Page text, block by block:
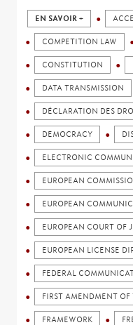
EN SAVOIR +
COMPETITION LAW
CONSTITUTION
DATA TRANSMISSION
DÉCLARATION DES
DEMOCRACY
ELECTRONIC
EUROPEAN
EUROPEAN
EUROPEAN COURT OF
EUROPEAN LICENSE
FEDERAL
FIRST AMENDMENT
FRAMEWORK